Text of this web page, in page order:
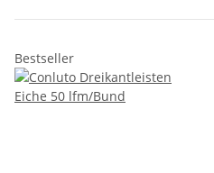
Bestseller